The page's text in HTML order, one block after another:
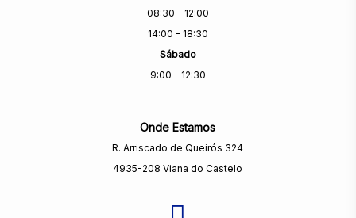
08:30 – 12:00
14:00 – 18:30
Sábado
9:00 – 12:30
Onde Estamos
R. Arriscado de Queirós 324
4935-208 Viana do Castelo